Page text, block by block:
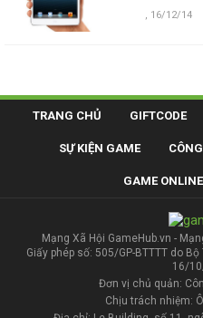
16/12/14
TRANG CHỦ GIFTCODE
SỰ KIỆN GAME
GAME ONLINE
Mạng Xã Hội GameHub.vn -
Giấy phép số: 505/GP-BTTTT do
16/
Đơn vị chủ quản:
Chịu trách nhiệm: